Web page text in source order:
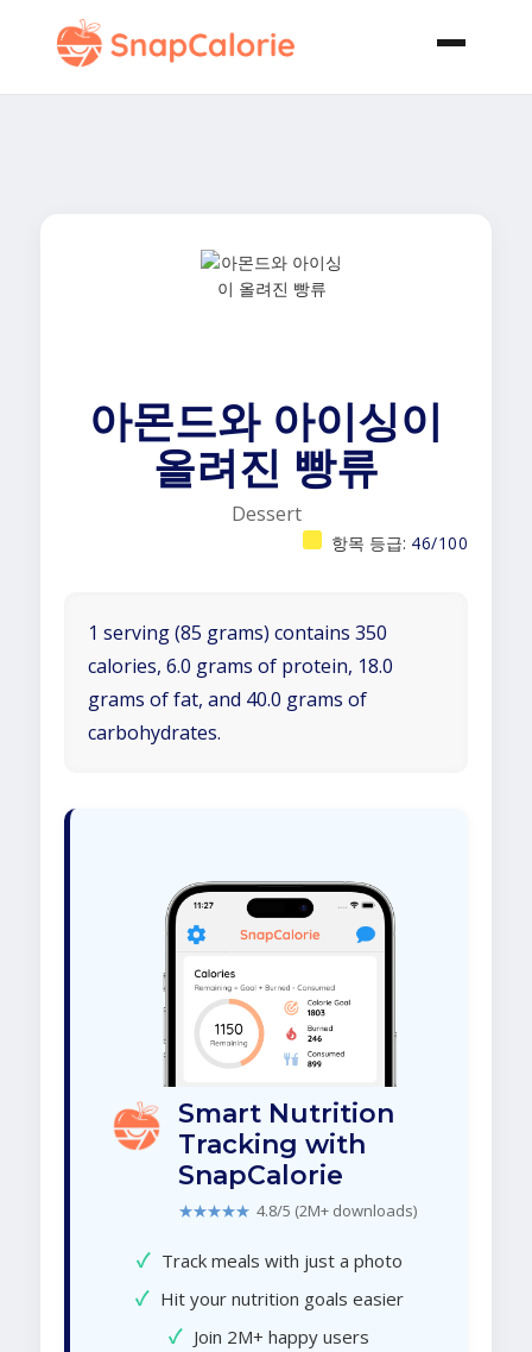
아몬드와 아이싱이
올려진 빵류
Dessert
항목 등급: 46/100
1 serving (85 grams) contains 350
calories, 6.0 grams of protein, 18.0
grams of fat, and 40.0 grams of
carbohydrates.
Smart Nutrition
Tracking with
SnapCalorie
★★★★★ 4.8/5 (2M+ downloads)
✓ Track meals with just a photo
✓ Hit your nutrition goals easier
✓ Join 2M+ happy users